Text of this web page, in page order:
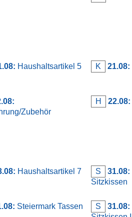
Haushaltsartikel 5 K 21.08:
Zubehör
H 22.08:
Haushaltsartikel 7 S 31.08:
Sitzkissen
Steiermark Tassen S 31.08: